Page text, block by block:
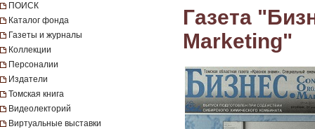
ПОИСК
Каталог фонда
Газеты и журналы
Коллекции
Персоналии
Издатели
Томская книга
Видеолекторий
Виртуальные выставки
Газета
Marketing"